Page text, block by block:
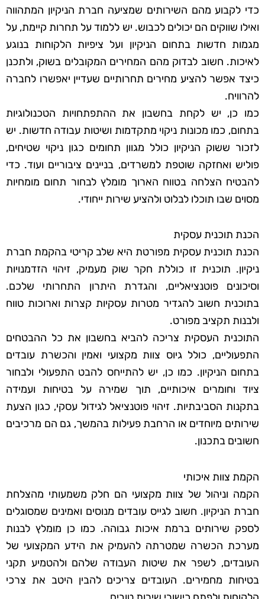
כדי לקבוע מהם השירותים שמציעה חברת הניקיון המתהווה
ואילו שווקים הם יכולים לכבוש. יש ללמוד על תחרות קיימת, על
מגמות חדשות בתחום הניקיון ועל ציפיות הלקוחות בנוגע
לאיכות. חשוב לבדוק מהם המחירים המקובלים בשוק, ולתכנן
כיצד אפשר להציע מחירים תחרותיים שעדיין יאפשרו לחברה
להרוויח.
כמו כן, יש לקחת בחשבון את ההתפתחויות הטכנולוגיות
בתחום, כמו מכונות ניקוי מתקדמות ושיטות עבודה חדשות. יש
לזכור ששוק הניקיון כולל מגוון תחומים כגון ניקוי שטיחים,
פוליש ואחזקה שוטפת למשרדים, בניינים ציבוריים ועוד. כדי
להבטיח הצלחה בטווח הארוך מומלץ לבחור תחום מומחיות
מסוים שבו תוכלו לבלוט ולהציע שירות ייחודי.
הכנת תוכנית עסקית
הכנת תוכנית עסקית מפורטת היא שלב קריטי בהקמת חברת
ניקיון. תוכנית זו כוללת חקר שוק מעמיק, זיהוי הזדמנויות
וסיכונים פוטנציאליים, והגדרת היתרון התחרותי שלכם.
בתוכנית חשוב להגדיר מטרות עסקיות קצרות וארוכות טווח
ולבנות תקציב מפורט.
התוכנית העסקית צריכה להביא בחשבון את כל ההבטחים
התפעוליים, כולל גיוס צוות מקצועי ואמין והכשרת עובדים
בתחום הניקיון. כמו כן, יש להתייחס להבט התפעולי ולבחור
ציוד וחומרים איכותיים, תוך שמירה על בטיחות ועמידה
בתקנות הסביבתיות. זיהוי פוטנציאל לגידול עסקי, כגון הצעת
שירותים מיוחדים או הרחבת פעילות בהמשך, גם הם מרכיבים
חשובים בתכנון.
הקמת צוות איכותי
הקמה וניהול של צוות מקצועי הם חלק משמעותי מהצלחת
חברת הניקיון. חשוב לגייס עובדים מנוסים ואמינים שמסוגלים
לספק שירותים ברמת איכות גבוהה. כמו כן מומלץ לבנות
מערכת הכשרה שמטרתה להעמיק את הידע המקצועי של
העובדים, לשפר את שיטות העבודה שלהם ולהטמיע תקני
בטיחות מחמירים. העובדים צריכים להבין היטב את צרכי